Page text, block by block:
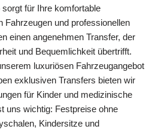
für Ihre komfortable
Fahrzeugen und professionellen
einen angenehmen Transfer, der
und Bequemlichkeit übertrifft.
luxuriösen Fahrzeugangebot
exklusiven Transfers bieten wir
für Kinder und medizinische
uns wichtig: Festpreise ohne
Kindersitze und